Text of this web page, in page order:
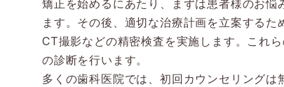
矯正を始めるにあたり、まずは患者様のお
ます。その後、適切な治療計画を立案する
CT撮影などの精密検査を実施します。これ
の診断を行います。
多くの歯科医院では、初回カウンセリング